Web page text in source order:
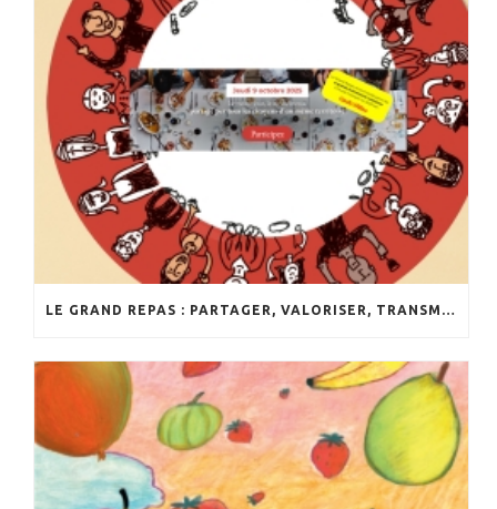
LE GRAND REPAS : PARTAGER, VALORISER, TRANSMETTRE